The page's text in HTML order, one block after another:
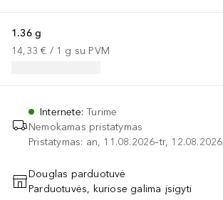
1.36 g
14,33 € / 1 g su PVM
Internete:Turime
Nemokamas pristatymas
Pristatymas: an, 11.08.2026–tr, 12.08.2026
PRIDĖTI Į KREPŠELĮ
Douglas parduotuvė
Parduotuvės, kuriose galima įsigyti